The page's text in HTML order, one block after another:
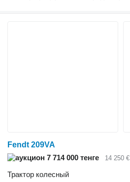
Fendt 209VA
7 714 000 тенге
14 250 €
Трактор колесный